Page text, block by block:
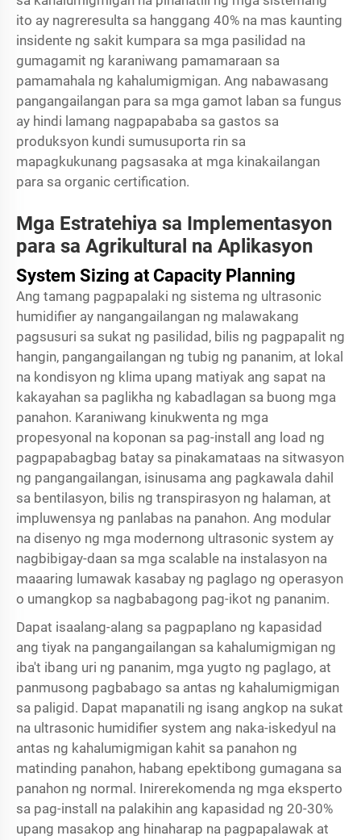
ito ay nagreresulta sa hanggang 40% na mas kaunting
insidente ng sakit kumpara sa mga pasilidad na
gumagamit ng karaniwang pamamaraan sa
pamamahala ng kahalumigmigan. Ang nabawasang
pangangailangan para sa mga gamot laban sa fungus
ay hindi lamang nagpapababa sa gastos sa
produksyon kundi sumusuporta rin sa
mapagkukunang pagsasaka at mga kinakailangan
para sa organic certification.
Mga Estratehiya sa Implementasyon
para sa Agrikultural na Aplikasyon
System Sizing at Capacity Planning
Ang tamang pagpapalaki ng sistema ng ultrasonic
humidifier ay nangangailangan ng malawakang
pagsusuri sa sukat ng pasilidad, bilis ng pagpapalit ng
hangin, pangangailangan ng tubig ng pananim, at lokal
na kondisyon ng klima upang matiyak ang sapat na
kakayahan sa paglikha ng kabadlagan sa buong mga
panahon. Karaniwang kinukwenta ng mga
propesyonal na koponan sa pag-install ang load ng
pagpapabagbag batay sa pinakamataas na sitwasyon
ng pangangailangan, isinusama ang pagkawala dahil
sa bentilasyon, bilis ng transpirasyon ng halaman, at
impluwensya ng panlabas na panahon. Ang modular
na disenyo ng mga modernong ultrasonic system ay
nagbibigay-daan sa mga scalable na instalasyon na
maaaring lumawak kasabay ng paglago ng operasyon
o umangkop sa nagbabagong pag-ikot ng pananim.
Dapat isaalang-alang sa pagpaplano ng kapasidad
ang tiyak na pangangailangan sa kahalumigmigan ng
iba't ibang uri ng pananim, mga yugto ng paglago, at
panmusong pagbabago sa antas ng kahalumigmigan
sa paligid. Dapat mapanatili ng isang angkop na sukat
na ultrasonic humidifier system ang naka-iskedyul na
antas ng kahalumigmigan kahit sa panahon ng
matinding panahon, habang epektibong gumagana sa
panahon ng normal. Inirerekomenda ng mga eksperto
sa pag-install na palakihin ang kapasidad ng 20-30%
upang masakop ang hinaharap na pagpapalawak at